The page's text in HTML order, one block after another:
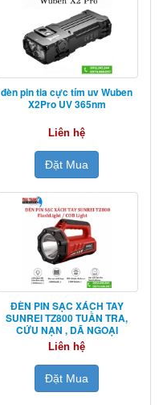
đèn pin tia cực tím uv Wuben
X2Pro UV 365nm
Liên hệ
Đặt Mua
ĐÈN PIN SẠC XÁCH TAY
SUNREI TZ800 TUẦN TRA,
CỨU NẠN , DÃ NGOẠI
Liên hệ
Đặt Mua